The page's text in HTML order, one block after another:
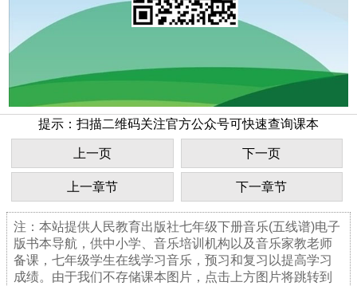
提示：扫描二维码关注官方公众号可快速查询课本
上一页 下一页
上一章节 下一章节
注：本站提供人民教育出版社七年级下册音乐(五线谱)电子
版书本导航，供中小学、音乐培训机构以及音乐家教老师
备课，七年级学生在线学习音乐，预习和复习以提高学习
成绩。由于我们不存储课本图片，点击上方图片将跳转到